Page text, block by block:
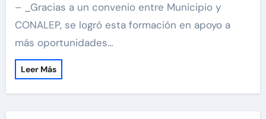
– _Gracias a un convenio entre Municipio y
CONALEP, se logró esta formación en apoyo a
más oportunidades…
Leer Más